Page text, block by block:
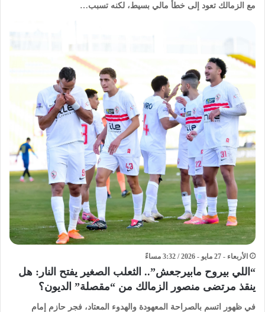
مع الزمالك تعود إلى خطأ مالي بسيط، لكنه تسبب…
الأربعاء - 27 مايو - 2026 / 3:32 مساءً
“اللي بيروح مابيرجعش”.. الثعلب الصغير يفتح النار: هل
ينقذ مرتضى منصور الزمالك من “مقصلة” الديون؟
​في ظهور اتسم بالصراحة المعهودة والهدوء المعتاد، فجر حازم إمام